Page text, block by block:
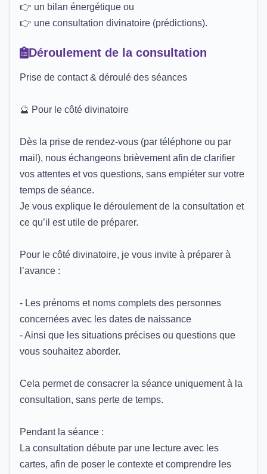
👉 un bilan énergétique ou
👉 une consultation divinatoire (prédictions).
Déroulement de la consultation
Prise de contact & déroulé des séances
🔮 Pour le côté divinatoire
Dès la prise de rendez-vous (par téléphone ou par
mail), nous échangeons brièvement afin de clarifier
vos attentes et vos questions, sans empiéter sur votre
temps de séance.
Je vous explique le déroulement de la consultation et
ce qu’il est utile de préparer.
Pour le côté divinatoire, je vous invite à préparer à
l’avance :
- Les prénoms et noms complets des personnes
concernées avec les dates de naissance
- Ainsi que les situations précises ou questions que
vous souhaitez aborder.
Cela permet de consacrer la séance uniquement à la
consultation, sans perte de temps.
Pendant la séance :
La consultation débute par une lecture avec les
cartes, afin de poser le contexte et comprendre les